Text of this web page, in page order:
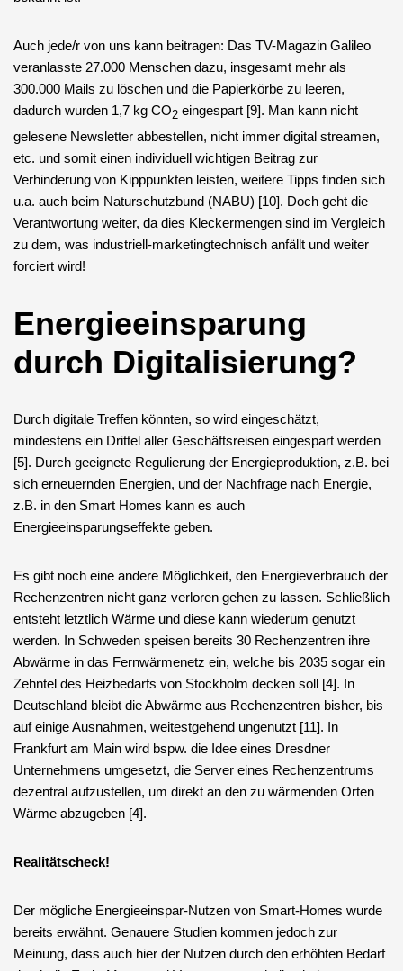
Auch jede/r von uns kann beitragen: Das TV-Magazin Galileo
veranlasste 27.000 Menschen dazu, insgesamt mehr als
300.000 Mails zu löschen und die Papierkörbe zu leeren,
dadurch wurden 1,7 kg CO2 eingespart [9]. Man kann nicht
gelesene Newsletter abbestellen, nicht immer digital streamen,
etc. und somit einen individuell wichtigen Beitrag zur
Verhinderung von Kipppunkten leisten, weitere Tipps finden sich
u.a. auch beim Naturschutzbund (NABU) [10]. Doch geht die
Verantwortung weiter, da dies Kleckermengen sind im Vergleich
zu dem, was industriell-marketingtechnisch anfällt und weiter
forciert wird!
Energieeinsparung
durch Digitalisierung?
Durch digitale Treffen könnten, so wird eingeschätzt,
mindestens ein Drittel aller Geschäftsreisen eingespart werden
[5]. Durch geeignete Regulierung der Energieproduktion, z.B. bei
sich erneuernden Energien, und der Nachfrage nach Energie,
z.B. in den Smart Homes kann es auch
Energieeinsparungseffekte geben.
Es gibt noch eine andere Möglichkeit, den Energieverbrauch der
Rechenzentren nicht ganz verloren gehen zu lassen. Schließlich
entsteht letztlich Wärme und diese kann wiederum genutzt
werden. In Schweden speisen bereits 30 Rechenzentren ihre
Abwärme in das Fernwärmenetz ein, welche bis 2035 sogar ein
Zehntel des Heizbedarfs von Stockholm decken soll [4]. In
Deutschland bleibt die Abwärme aus Rechenzentren bisher, bis
auf einige Ausnahmen, weitestgehend ungenutzt [11]. In
Frankfurt am Main wird bspw. die Idee eines Dresdner
Unternehmens umgesetzt, die Server eines Rechenzentrums
dezentral aufzustellen, um direkt an den zu wärmenden Orten
Wärme abzugeben [4].
Realitätscheck!
Der mögliche Energieeinspar-Nutzen von Smart-Homes wurde
bereits erwähnt. Genauere Studien kommen jedoch zur
Meinung, dass auch hier der Nutzen durch den erhöhten Bedarf